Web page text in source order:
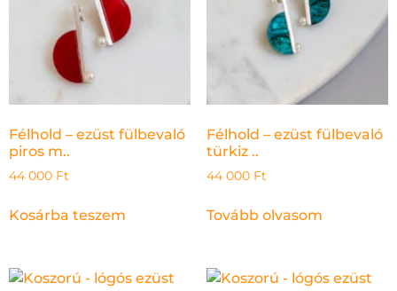
Félhold – ezüst fülbevaló
piros m..
44 000 Ft
Kosárba teszem
Félhold – ezüst fülbevaló
türkiz ..
44 000 Ft
Tovább olvasom